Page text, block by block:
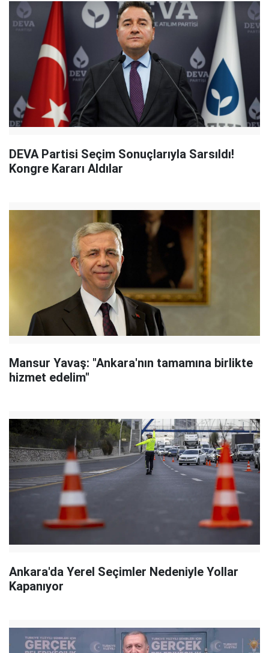
DEVA Partisi Seçim Sonuçlarıyla Sarsıldı!
Kongre Kararı Aldılar
Mansur Yavaş: "Ankara'nın tamamına birlikte
hizmet edelim"
Ankara'da Yerel Seçimler Nedeniyle Yollar
Kapanıyor